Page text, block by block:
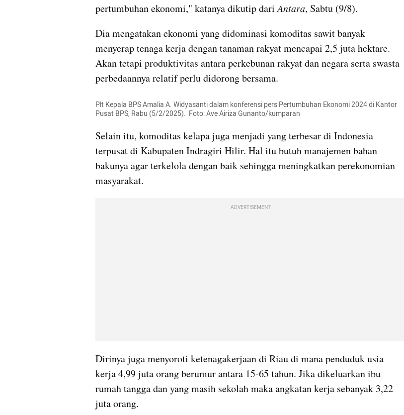
pertumbuhan ekonomi," katanya dikutip dari Antara, Sabtu (9/8).
Dia mengatakan ekonomi yang didominasi komoditas sawit banyak
menyerap tenaga kerja dengan tanaman rakyat mencapai 2,5 juta hektare.
Akan tetapi produktivitas antara perkebunan rakyat dan negara serta swasta
perbedaannya relatif perlu didorong bersama.
Plt Kepala BPS Amalia A. Widyasanti dalam konferensi pers Pertumbuhan Ekonomi 2024 di Kantor
Pusat BPS, Rabu (5/2/2025).  Foto: Ave Airiza Gunanto/kumparan
Selain itu, komoditas kelapa juga menjadi yang terbesar di Indonesia
terpusat di Kabupaten Indragiri Hilir. Hal itu butuh manajemen bahan
bakunya agar terkelola dengan baik sehingga meningkatkan perekonomian
masyarakat.
ADVERTISEMENT
Dirinya juga menyoroti ketenagakerjaan di Riau di mana penduduk usia
kerja 4,99 juta orang berumur antara 15-65 tahun. Jika dikeluarkan ibu
rumah tangga dan yang masih sekolah maka angkatan kerja sebanyak 3,22
juta orang.